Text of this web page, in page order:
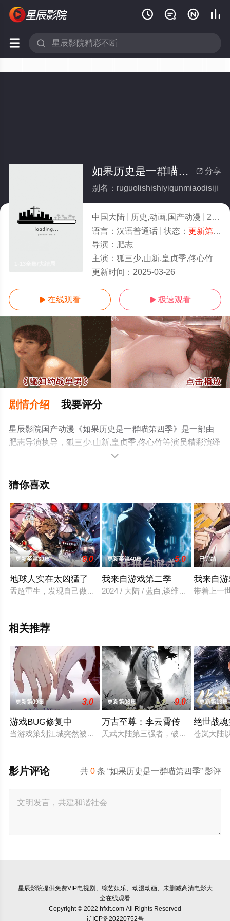
   
 
 分享
如果历史是一群喵第四季(全集)
别名：ruguolishishiyiqunmiaodisiji
中国大陆 历史,动画,国产动漫
2020
语言： 汉语普通话 状态： 更新第13集
导演： 肥志
主演： 狐三少,山新,皇贞季,佟心竹
更新时间： 2025-03-26
 在线观看  极速观看
剧情介绍 我要评分
星辰影院国产动漫《如果历史是一群喵第四季》是一部由
肥志导演执导，狐三少,山新,皇贞季,佟心竹等演员精彩演绎
的中国大陆动漫，大结局剧情已揭晓（1-13全集），手机
相关信息可移步至豆瓣动漫、电视猫或剧情网等平台了

猜你喜欢
更新至第39集 9.0
地球人实在太凶猛了
孟超重生，发现自己做贡献就能变强大，于是重来一世的男主
更新至第40集 5.0
我来自游戏第二季
2024 / 大陆 / 蓝白,谈维康,张洋,亓逸
已完结
我来自
带着上一
相关推荐
更新第09集 3.0
游戏BUG修复中
当游戏策划江城突然被拉进自己精心打造的数字世界时，他原
更新第08集 9.0
万古至尊：李云霄传
天武大陆第三强者，破军武帝古飞扬
更新第13集
绝世战
苍岚大陆
共0 条 “如果历史是一群喵第四季” 影评
影片评论
星辰影院提供免费VIP电视剧、综艺娱乐、动漫动画、未删减高清电影大
全在线观看
Copyright © 2022 hfxit.com All Rights Reserved
辽ICP备20220752号